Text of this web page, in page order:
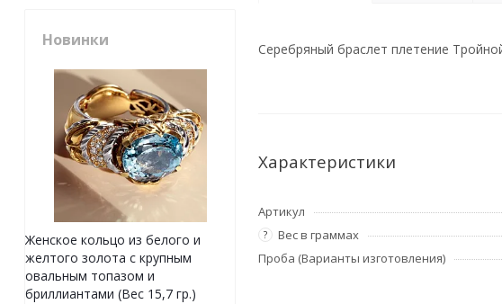
Серебряный браслет плетение
Характеристики
Артикул
? Вес в граммах
Проба (Варианты изготовления)
Новинки
Женское кольцо из белого и
желтого золота с крупным
овальным топазом и
бриллиантами (Вес 15,7 гр.)